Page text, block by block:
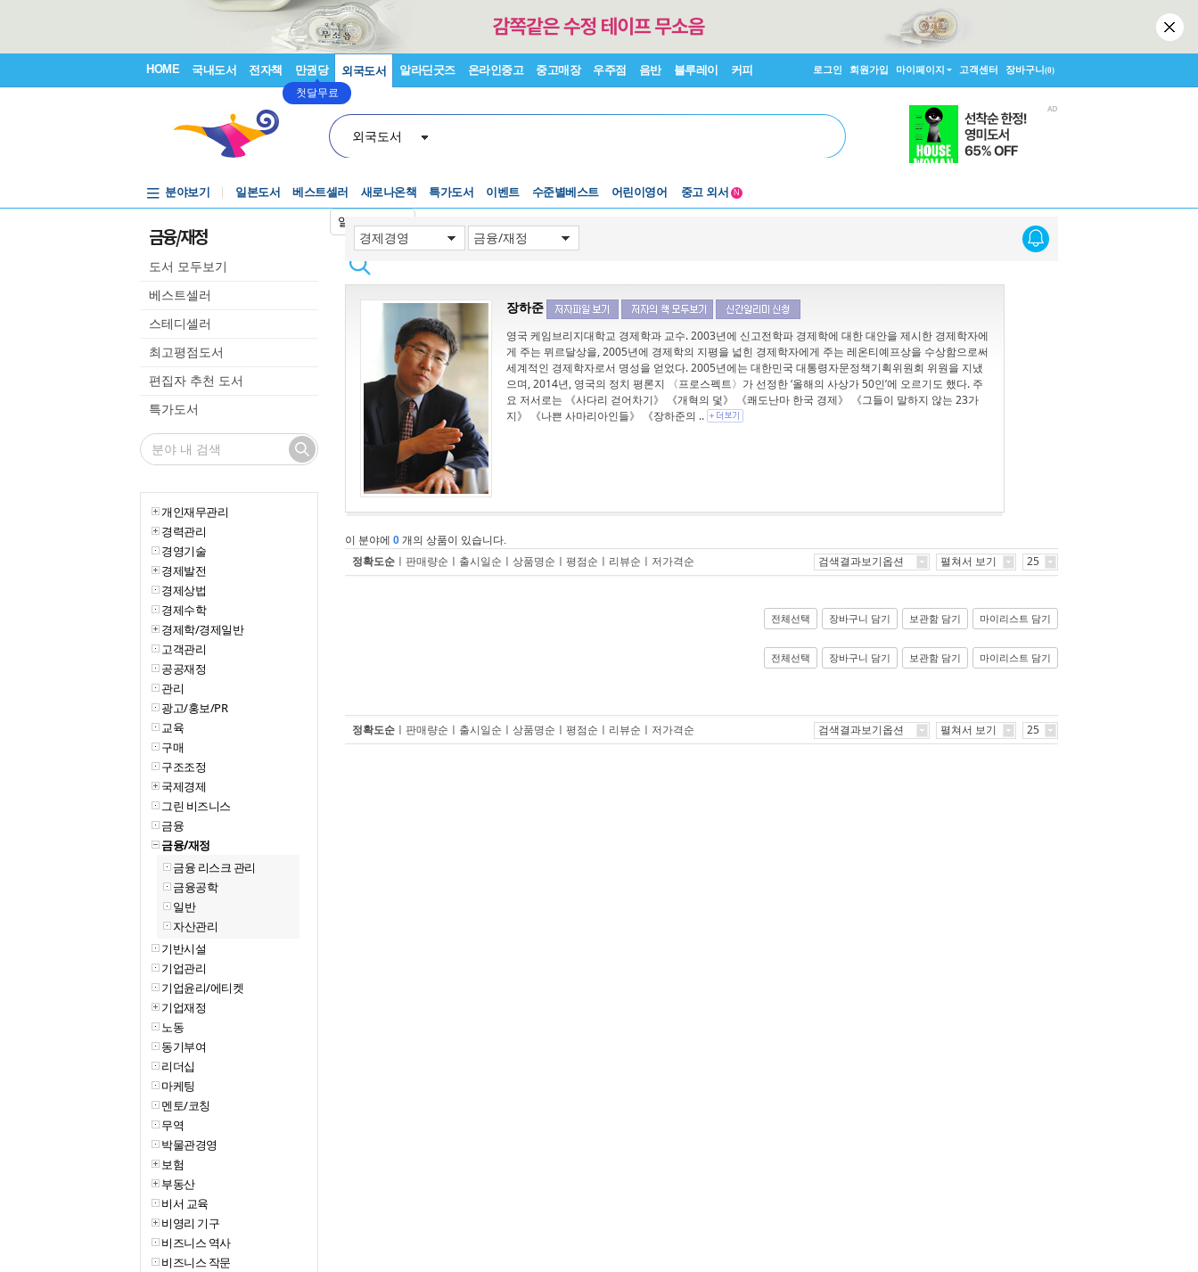
HOME 국내도서 전자책 만권당
첫달무료
외국도서 알라딘굿즈 온라인중고 중고매장 우주점 음반 블루레이 커피 로그인 회원가입 마이페이지 고객센터 장바구니(0)
외국도서
일본어입력기
분야보기 일본도서 베스트셀러 새로나온책 특가도서 이벤트
수준별베스트
수준별베스트
어린이영어
중고 외서
N
금융/재정
도서 모두보기
베스트셀러
스테디셀러
최고평점도서
편집자 추천 도서
특가도서
개인재무관리
경력관리
경영기술
경제발전
경제상법
경제수학
경제학/경제일반
고객관리
공공재정
관리
광고/홍보/PR
교육
구매
구조조정
국제경제
그린 비즈니스
금융
금융/재정
금융 리스크 관리
금융공학
일반
자산관리
기반시설
기업관리
기업윤리/에티켓
기업재정
노동
동기부여
리더십
마케팅
멘토/코칭
무역
박물관경영
보험
부동산
비서 교육
비영리 기구
비즈니스 역사
비즈니스 작문
장하준
영국 케임브리지대학교 경제학과 교수. 2003년에 신고전학파 경제학에 대한 대안을 제시한 경제학자에
게 주는 뮈르달상을, 2005년에 경제학의 지평을 넓힌 경제학자에게 주는 레온티예프상을 수상함으로써
세계적인 경제학자로서 명성을 얻었다. 2005년에는 대한민국 대통령자문정책기획위원회 위원을 지냈
으며, 2014년, 영국의 정치 평론지 〈프로스펙트〉가 선정한 ‘올해의 사상가 50인’에 오르기도 했다. 주
요 저서로는 《사다리 걷어차기》 《개혁의 덫》 《쾌도난마 한국 경제》 《그들이 말하지 않는 23가
지》 《나쁜 사마리아인들》 《장하준의 ..
이 분야에 0 개의 상품이 있습니다.
정확도순 ㅣ 판매량순 ㅣ 출시일순 ㅣ 상품명순 ㅣ 평점순 ㅣ 리뷰순 ㅣ 저가격순 검색결과보기옵션 펼쳐서 보기 25
전체선택 장바구니 담기 보관함 담기 마이리스트 담기
전체선택 장바구니 담기 보관함 담기 마이리스트 담기
정확도순 ㅣ 판매량순 ㅣ 출시일순 ㅣ 상품명순 ㅣ 평점순 ㅣ 리뷰순 ㅣ 저가격순 검색결과보기옵션 펼쳐서 보기 25